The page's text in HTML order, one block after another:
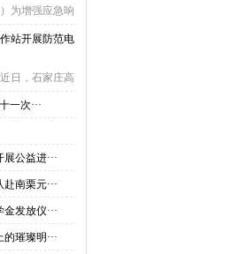
为增强应急响
站开展防范电
日，石家庄高
一次···
公益进···
南栗元···
发放仪···
璀璨明···